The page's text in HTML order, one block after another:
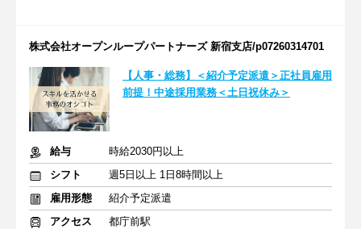
株式会社オープンループパートナーズ 新宿支店/p07260314701
【人事・総務】＜紹介予定派遣＞正社員雇用
前提！中途採用業務＜土日祝休み＞
給与
時給2030円以上
シフト
週5日以上 1日8時間以上
雇用形態
紹介予定派遣
アクセス
都庁前駅